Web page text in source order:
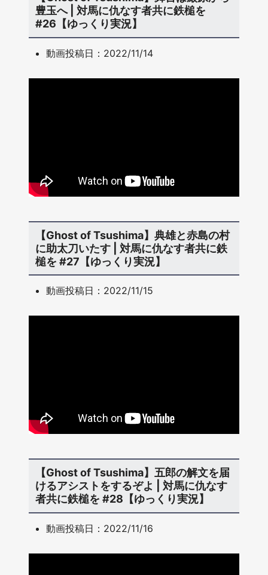
豊玉へ | 対馬に仇なす者共に鉄槌を
#26【ゆっくり実況】
動画投稿日：2022/11/14
【Ghost of Tsushima】典雄と赤島の村
に助太刀いたす | 対馬に仇なす者共に鉄
槌を #27【ゆっくり実況】
動画投稿日：2022/11/15
【Ghost of Tsushima】五郎の解文を届
けるアシストをするぞよ | 対馬に仇なす
者共に鉄槌を #28【ゆっくり実況】
動画投稿日：2022/11/16